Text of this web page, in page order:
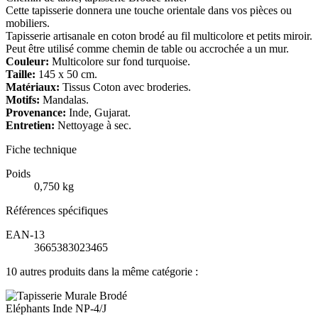
Cette tapisserie donnera une touche orientale dans vos pièces ou
mobiliers.
Tapisserie artisanale en coton brodé au fil multicolore et petits miroir.
Peut être utilisé comme chemin de table ou accrochée a un mur.
Couleur: Multicolore sur fond turquoise.
Taille: 145 x 50 cm.
Matériaux: Tissus Coton avec broderies.
Motifs: Mandalas.
Provenance: Inde, Gujarat.
Entretien: Nettoyage à sec.
Fiche technique
Poids
0,750 kg
Références spécifiques
EAN-13
3665383023465
10 autres produits dans la même catégorie :